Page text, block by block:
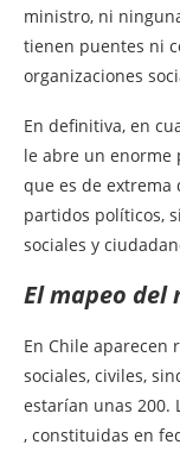
ministro, ni
tienen puentes ni
organizaciones
En definitiva, en
le abre un enorme
que es de extrema
partidos políticos,
sociales y
El mapeo del
En Chile aparecen
sociales, civiles,
estarían unas 200.
, constituidas en